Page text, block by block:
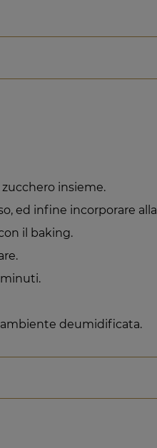
zucchero insieme.
ed infine incorporare alla
il baking.
minuti.
deumidificata.